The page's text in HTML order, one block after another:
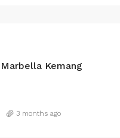
Kemang
3 months ago